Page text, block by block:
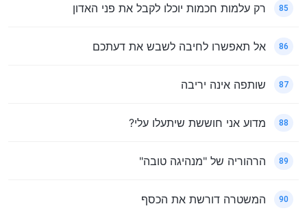
85 רק עלמות חכמות יוכלו לקבל את פני האדון
86 אל תאפשרו לחיבה לשבש את דעתכם
87 שותפה אינה יריבה
88 מדוע אני חוששת שיתעלו עלי?
89 הרהוריה של "מנהיגה טובה"
90 המשטרה דורשת את הכסף